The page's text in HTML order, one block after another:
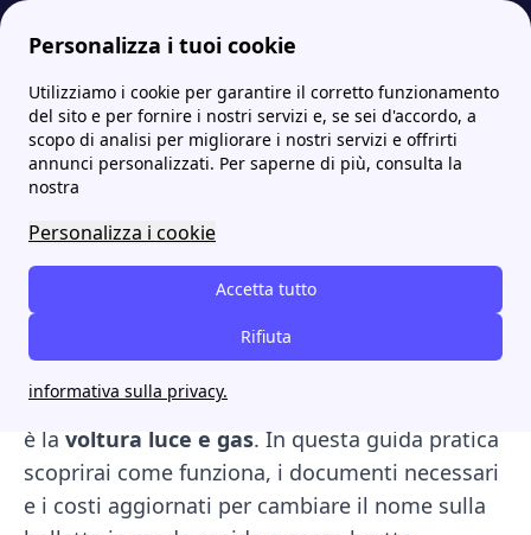
Personalizza i tuoi cookie
Utilizziamo i cookie per garantire il corretto funzionamento
del sito e per fornire i nostri servizi e, se sei d'accordo, a
scopo di analisi per migliorare i nostri servizi e offrirti
annunci personalizzati. Per saperne di più, consulta la
nostra
Personalizza i cookie
Accetta tutto
Rifiuta
informativa sulla privacy.
Papernest.it MoreTrasloco Voltura luce e gas: come fare il cambio intestatario, costi e tempi
Voltura luce e gas: come
fare il cambio intestatario,
costi e tempi
Stai affrontando un trasloco, sei da poco
entrato in una nuova abitazione o devi
contatore è attivo, la pratica di cui hai bisogno
è la voltura luce e gas. In questa guida pratica
scoprirai come funziona, i documenti necessari
e i costi aggiornati per cambiare il nome sulla